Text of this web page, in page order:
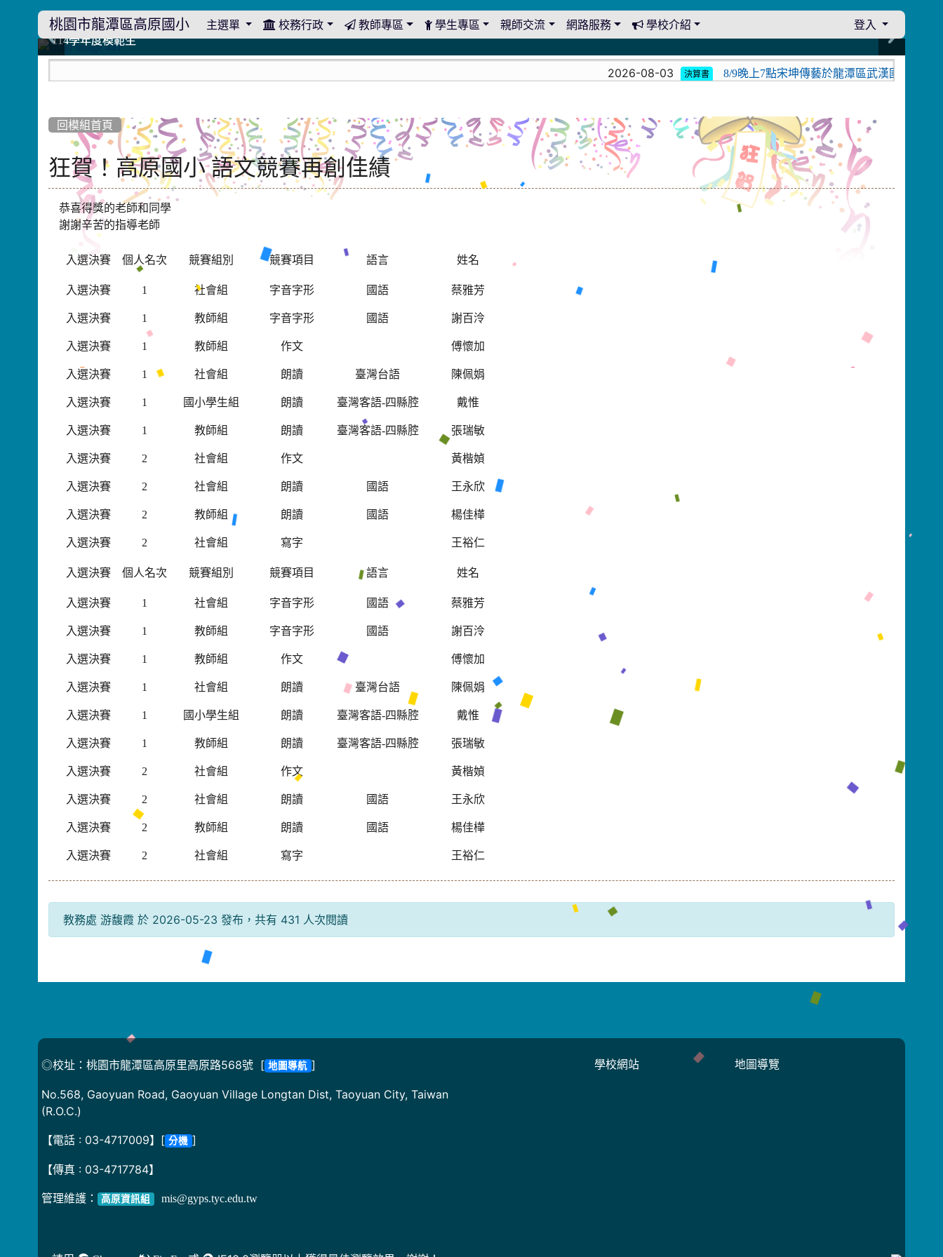
桃園市龍潭區高原國小 主選單 校務行政 教師專區 學生專區 親師交流 網路服務 學校介紹
登入
114學年度模範生
114學年度模範生
高原110 追夢向前行
高原110 追夢向前行
橄欖樹群
橄欖樹群
:::
2026-08-03 決算書 8/9晚上7點宋坤傳藝於龍潭區武漢國小演出。中
回模組首頁
狂賀！高原國小 語文競賽再創佳績
恭喜得獎的老師和同學
謝謝辛苦的指導老師
入選決賽 個人名次 競賽組別 競賽項目 語言 姓名
入選決賽 1 社會組 字音字形 國語 蔡雅芳
入選決賽 1 教師組 字音字形 國語 謝百泠
入選決賽 1 教師組 作文 傅懷加
入選決賽 1 社會組 朗讀 臺灣台語 陳佩娟
入選決賽 1 國小學生組 朗讀 臺灣客語-四縣腔 戴惟
入選決賽 1 教師組 朗讀 臺灣客語-四縣腔 張瑞敏
入選決賽 2 社會組 作文 黃楷媜
入選決賽 2 社會組 朗讀 國語 王永欣
入選決賽 2 教師組 朗讀 國語 楊佳樺
入選決賽 2 社會組 寫字 王裕仁
入選決賽 個人名次 競賽組別 競賽項目 語言 姓名
入選決賽 1 社會組 字音字形 國語 蔡雅芳
入選決賽 1 教師組 字音字形 國語 謝百泠
入選決賽 1 教師組 作文 傅懷加
入選決賽 1 社會組 朗讀 臺灣台語 陳佩娟
入選決賽 1 國小學生組 朗讀 臺灣客語-四縣腔 戴惟
入選決賽 1 教師組 朗讀 臺灣客語-四縣腔 張瑞敏
入選決賽 2 社會組 作文 黃楷媜
入選決賽 2 社會組 朗讀 國語 王永欣
入選決賽 2 教師組 朗讀 國語 楊佳樺
入選決賽 2 社會組 寫字 王裕仁
教務處 游馥霞 於 2026-05-23 發布，共有 431 人次閱讀
◎校址：桃園市龍潭區高原里高原路568號 [ 地圖導航 ]
No.568, Gaoyuan Road, Gaoyuan Village Longtan Dist, Taoyuan City, Taiwan
(R.O.C.)
【電話 : 03-4717009】[ 分機 ]
【傳真 : 03-4717784】
管理維護： 高原資訊組 mis@gyps.tyc.edu.tw
學校網站 地圖導覽